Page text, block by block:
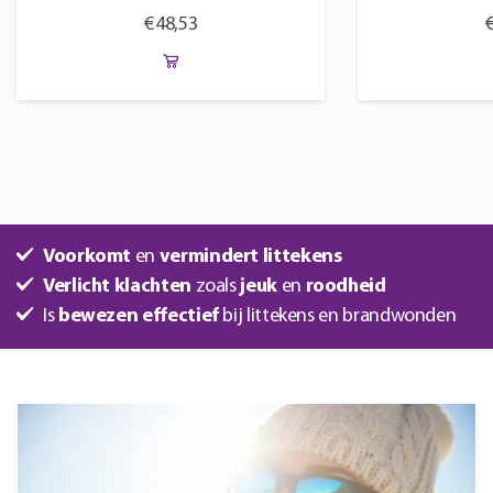
€48,53
Voorkomt en vermindert littekens
Verlicht klachten zoalsjeuken roodheid
Is bewezen effectiefbij littekens en brandwonden